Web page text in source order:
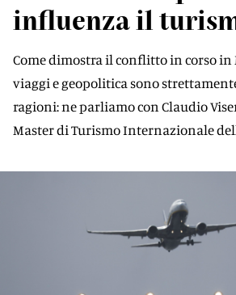
influenza il
Come dimostra il conflitto in corso in
viaggi e geopolitica sono
ragioni: ne parliamo con Claudio
Master di Turismo Internazionale